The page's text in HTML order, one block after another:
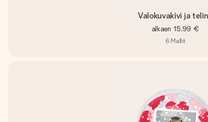
Valokuvakivi ja
alkaen 15,99 €
6 Mallit